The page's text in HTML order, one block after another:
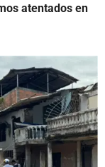
atentados en